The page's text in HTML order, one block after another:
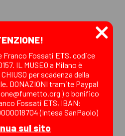
Franco Fossati ETS, codice
IL MUSEO a Milano è
per scadenza della
DONAZIONI tramite Paypal
) o bonifico
Fossati ETS, IBAN:
(Intesa SanPaolo)
sul sito